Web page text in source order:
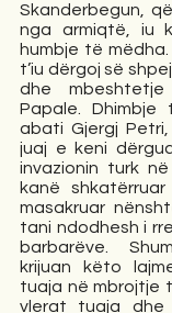
Skanderbegun,
nga armiqtë, iu
humbje të
t’iu dërgoj së
dhe
Papale.
abati Gjergj
juaj e keni
invazionin turk
kanë
masakruar
tani ndodhesh i
barbarëve.
krijuan këto
tuaja në mbrojtje
vlerat tuaja dhe